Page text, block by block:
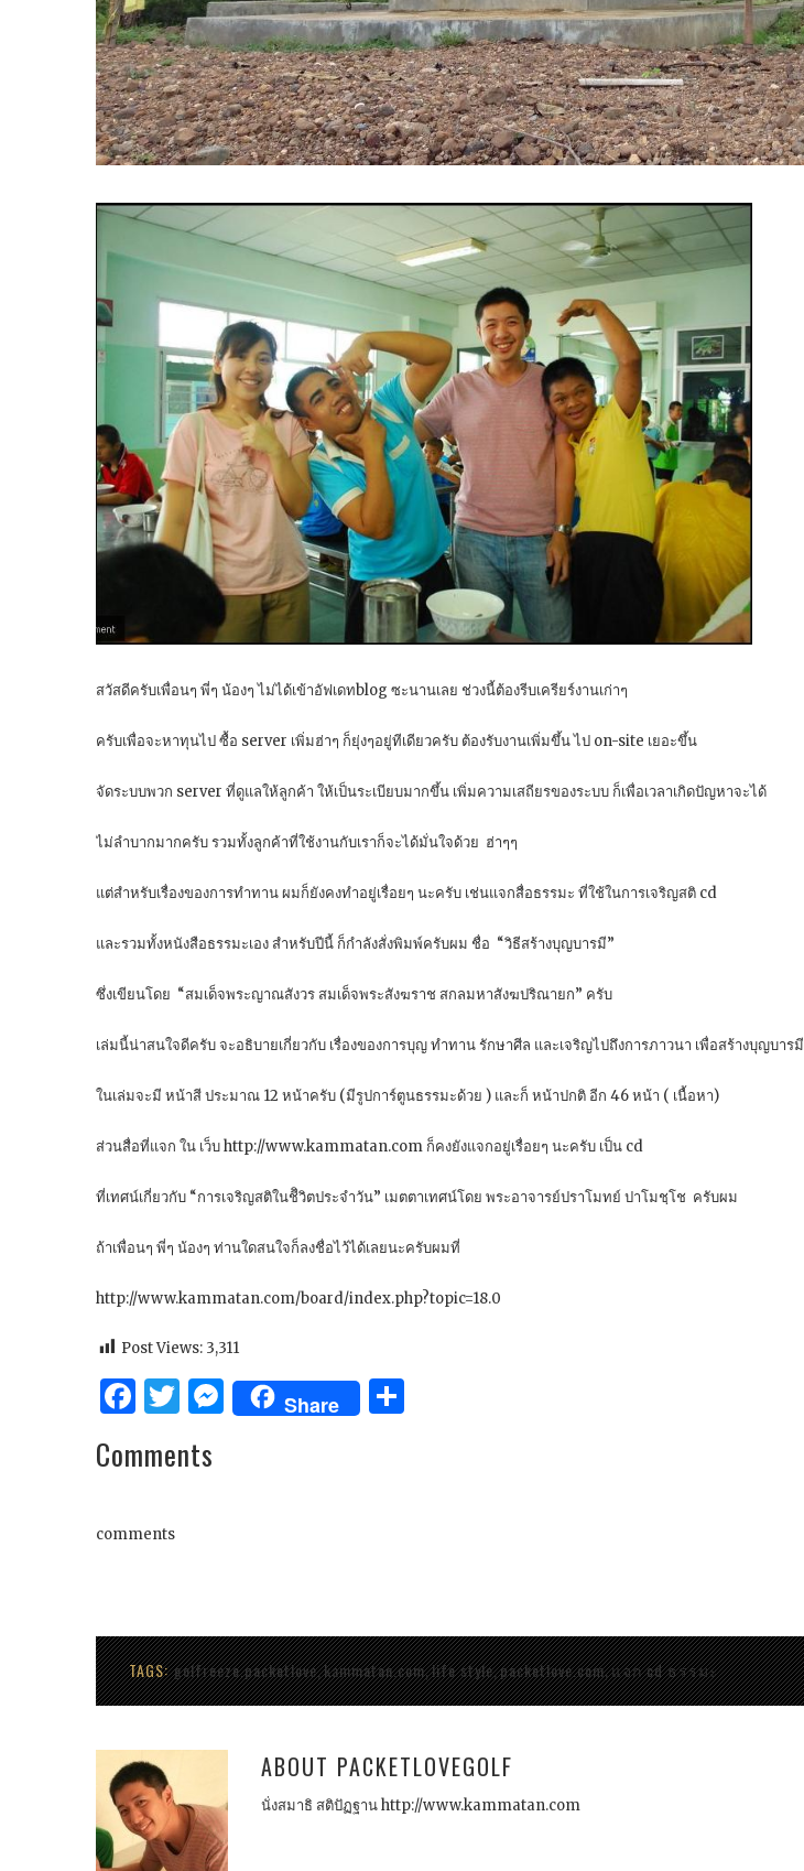
สวัสดีครับเพื่อนๆ พี่ๆ น้องๆ ไม่ได้เข้าอัฟเดทblog ซะนานเลย ช่วงนี้ต้องรีบเครียร์งานเก่าๆ
ครับเพื่อจะหาทุนไป ซื้อ server เพิ่มฮ่าๆ ก็ยุ่งๆอยู่ทีเดียวครับ ต้องรับงานเพิ่มขึ้น ไป on-site เยอะขึ้น
จัดระบบพวก server ที่ดูแลให้ลูกค้า ให้เป็นระเบียบมากขึ้น เพิ่มความเสถียรของระบบ ก็เพื่อเวลาเกิดปัญหาจะได้
ไม่ลำบากมากครับ รวมทั้งลูกค้าที่ใช้งานกับเราก็จะได้มั่นใจด้วย ฮ่าๆๆ
แต่สำหรับเรื่องของการทำทาน ผมก็ยังคงทำอยู่เรื่อยๆ นะครับ เช่นแจกสื่อธรรมะ ที่ใช้ในการเจริญสติ cd
และรวมทั้งหนังสือธรรมะเอง สำหรับปีนี้ ก็กำลังสั่งพิมพ์ครับผม ชื่อ “วิธีสร้างบุญบารมี”
ซึ่งเขียนโดย “สมเด็จพระญาณสังวร สมเด็จพระสังฆราช สกลมหาสังฆปริณายก” ครับ
เล่มนี้น่าสนใจดีครับ จะอธิบายเกี่ยวกับ เรื่องของการบุญ ทำทาน รักษาศีล และเจริญไปถึงการภาวนา เพื่อสร้างบุญบารมี
ในเล่มจะมี หน้าสี ประมาณ 12 หน้าครับ (มีรูปการ์ตูนธรรมะด้วย ) และก็ หน้าปกติ อีก 46 หน้า ( เนื้อหา)
ส่วนสื่อที่แจก ใน เว็บ http://www.kammatan.com ก็คงยังแจกอยู่เรื่อยๆ นะครับ เป็น cd
ที่เทศน์เกี่ยวกับ “การเจริญสติในชีิวิตประจำวัน” เมตตาเทศน์โดย พระอาจารย์ปราโมทย์ ปาโมชฺโช ครับผม
ถ้าเพื่อนๆ พี่ๆ น้องๆ ท่านใดสนใจก็ลงชื่อไว้ได้เลยนะครับผมที่
http://www.kammatan.com/board/index.php?topic=18.0
Post Views: 3,311
Facebook
Twitter
Messenger
Share
Comments
comments
TAGS: golfreeze.packetlove,kammatan.com,life style,packetlove.com,แจก cd ธรรมะ
ABOUT PACKETLOVEGOLF
นั่งสมาธิ สติปัฏฐาน http://www.kammatan.com